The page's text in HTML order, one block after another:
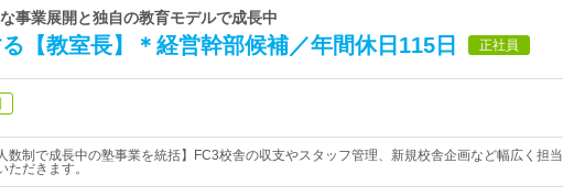
事業展開と独自の教育モデルで成長中
【教室長】＊経営幹部候補／年間休日115日 正社員
人数制で成長中の塾事業を統括】FC3校舎の収支やスタッフ管理、新規校舎企画など幅広く担当
ただきます。